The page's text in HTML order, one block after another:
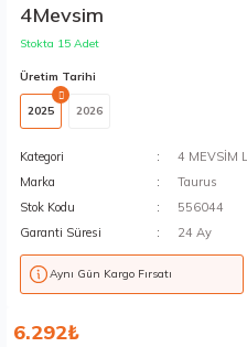
4Mevsim
Stokta 15 Adet
Üretim Tarihi
2025 2026
Kategori
4 MEVSİM
Marka
Taurus
Stok Kodu
556044
Garanti Süresi
24 Ay
Aynı Gün Kargo Fırsatı
6.292₺